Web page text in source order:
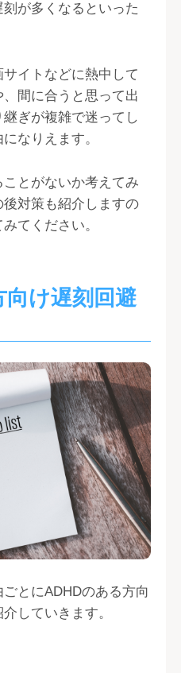
が多くなるといった
イトなどに熱中して
間に合うと思って出
ぎが複雑で迷ってし
なりえます。
とがないか考えてみ
対策も紹介しますの
てください。
け遅刻回避
とにADHDのある方向
していきます。